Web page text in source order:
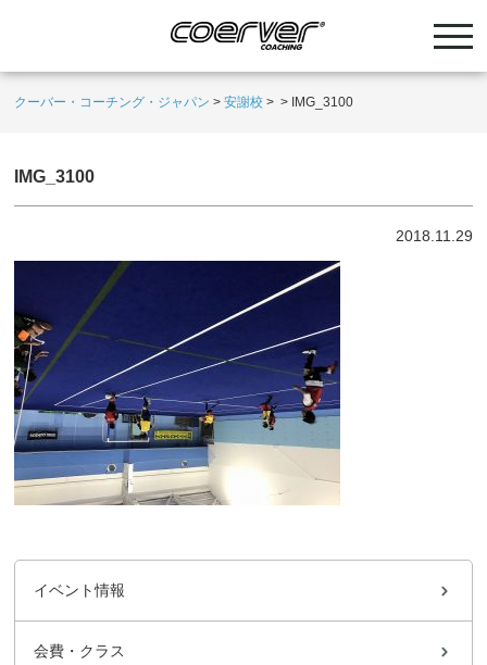
クーバー・コーチング・ジャパン >安謝校 > > IMG_3100
IMG_3100
2018.11.29
イベント情報
会費・クラス